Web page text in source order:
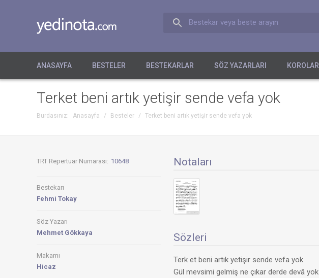
Bestekar veya beste arayın
ANASAYFA BESTELER BESTEKARLAR SÖZ YAZARLARI KOROLAR
Terket beni artık yetişir sende vefa yok
Burdasınız: Anasayfa / Besteler / Terket beni artık yetişir sende vefa yok
TRT Repertuar Numarası: 10648
Bestekarı
Fehmi Tokay
Söz Yazarı
Mehmet Gökkaya
Makamı
Hicaz
Notaları
Sözleri
Terk et beni artık yetişir sende vefa yok
Gül mevsimi gelmiş ne çıkar derde devâ yok